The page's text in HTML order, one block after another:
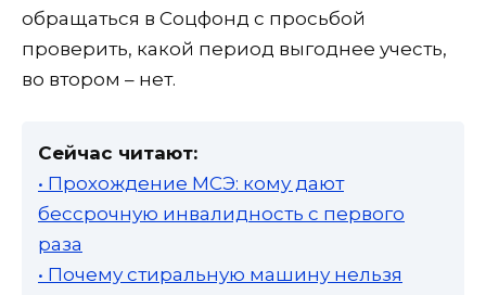
обращаться в Соцфонд с просьбой
проверить, какой период выгоднее учесть,
во втором – нет.
Сейчас читают:
• Прохождение МСЭ: кому дают
бессрочную инвалидность с первого
раза
• Почему стиральную машину нельзя